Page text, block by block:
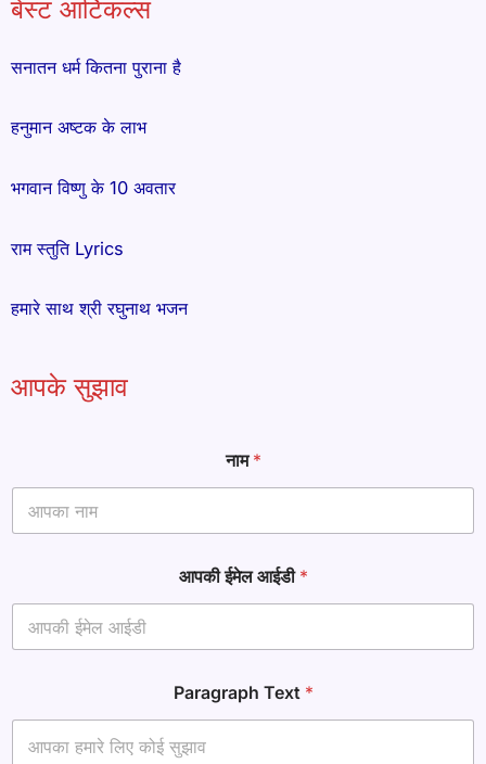
बेस्ट आर्टिकल्स
सनातन धर्म कितना पुराना है
हनुमान अष्टक के लाभ
भगवान विष्णु के 10 अवतार
राम स्तुति Lyrics
हमारे साथ श्री रघुनाथ भजन
आपके सुझाव
म
आ
मे
ल
नाम*
आपकी ईमेल आईडी *
Paragraph Text *